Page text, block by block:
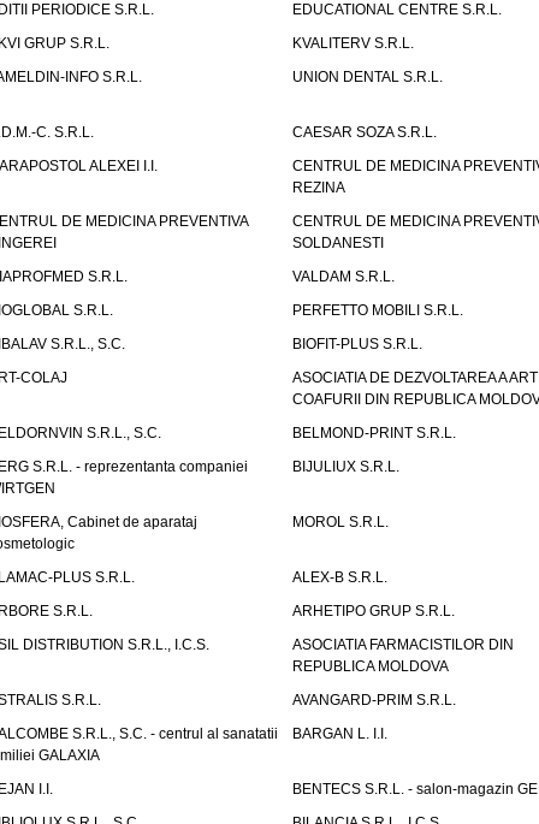
PERIODICE S.R.L.
EDUCATIONAL CENTRE S.R.L.
GRUP S.R.L.
KVALITERV S.R.L.
INFO S.R.L.
UNION DENTAL S.R.L.
C. S.R.L.
CAESAR SOZA S.R.L.
ALEXEI I.I.
CENTRUL DE MEDICINA
REZINA
DE MEDICINA PREVENTIVA
CENTRUL DE MEDICINA
SOLDANESTI
S.R.L.
VALDAM S.R.L.
S.R.L.
PERFETTO MOBILI S.R.L.
S.R.L., S.C.
BIOFIT-PLUS S.R.L.
COLAJ
ASOCIATIA DE DEZVOLTAREA A
COAFURII DIN REPUBLICA
S.R.L., S.C.
BELMOND-PRINT S.R.L.
S.R.L. - reprezentanta companiei
BIJULIUX S.R.L.
Cabinet de aparataj
MOROL S.R.L.
PLUS S.R.L.
ALEX-B S.R.L.
S.R.L.
ARHETIPO GRUP S.R.L.
DISTRIBUTION S.R.L., I.C.S.
ASOCIATIA FARMACISTILOR DIN
REPUBLICA MOLDOVA
S.R.L.
AVANGARD-PRIM S.R.L.
S.R.L., S.C. - centrul al sanatatii
GALAXIA
BARGAN L. I.I.
I.I.
BENTECS S.R.L. - salon-magazin